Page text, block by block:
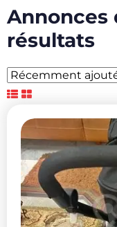
Annonces
résultats